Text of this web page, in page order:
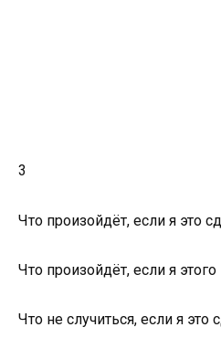
3
Что произойдёт, если я это
Что произойдёт, если я этого
Что не случиться, если я это